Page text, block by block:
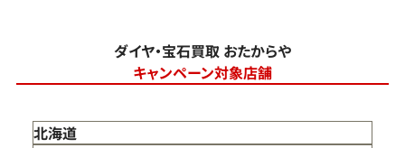
ダイヤ・宝石買取 おたからや
キャンペーン対象店舗
北海道